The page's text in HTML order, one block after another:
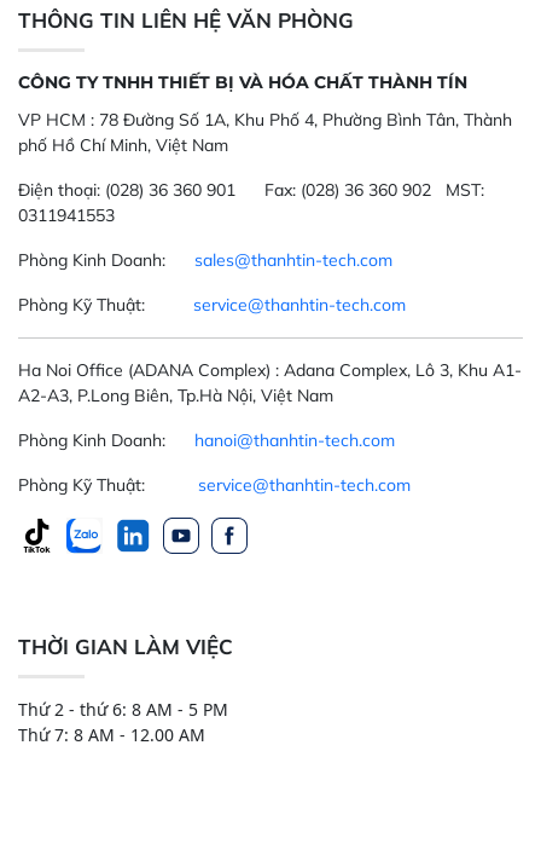
THÔNG TIN LIÊN HỆ VĂN PHÒNG
CÔNG TY TNHH THIẾT BỊ VÀ HÓA CHẤT THÀNH TÍN
VP HCM : 78 Đường Số 1A, Khu Phố 4, Phường Bình Tân, Thành
phố Hồ Chí Minh, Việt Nam
Điện thoại: (028) 36 360 901 Fax: (028) 36 360 902 MST:
0311941553
Phòng Kinh Doanh: sales@thanhtin-tech.com
Phòng Kỹ Thuật: service@thanhtin-tech.com
Ha Noi Office (ADANA Complex) : Adana Complex, Lô 3, Khu A1-
A2-A3, P.Long Biên, Tp.Hà Nội, Việt Nam
Phòng Kinh Doanh: hanoi@thanhtin-tech.com
Phòng Kỹ Thuật: service@thanhtin-tech.com
THỜI GIAN LÀM VIỆC
Thứ 2 - thứ 6: 8 AM - 5 PM
Thứ 7: 8 AM - 12.00 AM